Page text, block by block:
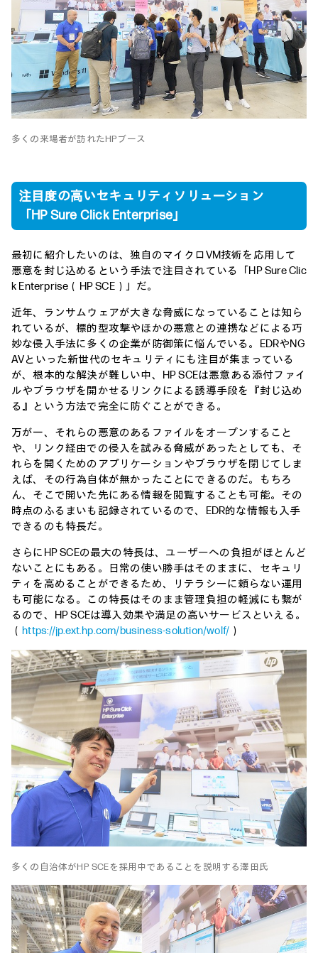
多くの来場者が訪れたHPブース
注目度の高いセキュリティソリューション
「HP Sure Click Enterprise」
最初に紹介したいのは、独自のマイクロVM技術を応用して
悪意を封じ込めるという手法で注目されている「HP Sure Clic
k Enterprise（HP SCE）」だ。
近年、ランサムウェアが大きな脅威になっていることは知ら
れているが、標的型攻撃やほかの悪意との連携などによる巧
妙な侵入手法に多くの企業が防御策に悩んでいる。EDRやNG
AVといった新世代のセキュリティにも注目が集まっている
が、根本的な解決が難しい中、HP SCEは悪意ある添付ファイ
ルやブラウザを開かせるリンクによる誘導手段を『封じ込め
る』という方法で完全に防ぐことができる。
万が一、それらの悪意のあるファイルをオープンすること
や、リンク経由での侵入を試みる脅威があったとしても、そ
れらを開くためのアプリケーションやブラウザを閉じてしま
えば、その行為自体が無かったことにできるのだ。もちろ
ん、そこで開いた先にある情報を閲覧することも可能。その
時点のふるまいも記録されているので、EDR的な情報も入手
できるのも特長だ。
さらにHP SCEの最大の特長は、ユーザーへの負担がほとんど
ないことにもある。日常の使い勝手はそのままに、セキュリ
ティを高めることができるため、リテラシーに頼らない運用
も可能になる。この特長はそのまま管理負担の軽減にも繋が
るので、HP SCEは導入効果や満足の高いサービスといえる。
（https://jp.ext.hp.com/business-solution/wolf/ ）
多くの自治体がHP SCEを採用中であることを説明する澤田氏